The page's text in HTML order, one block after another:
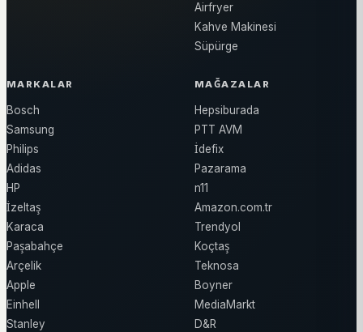
Airfryer
Kahve Makinesi
Süpürge
MARKALAR
Bosch
Samsung
Philips
Adidas
HP
İzeltaş
Karaca
Paşabahçe
Arçelik
Apple
Einhell
Stanley
MAĞAZALAR
Hepsiburada
PTT AVM
İdefix
Pazarama
n11
Amazon.com.tr
Trendyol
Koçtaş
Teknosa
Boyner
MediaMarkt
D&R